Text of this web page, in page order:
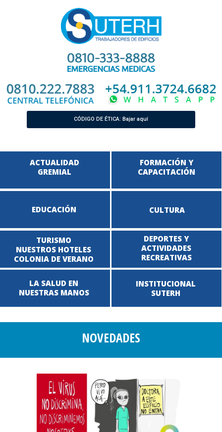
CÓDIGO DE ÉTICA: Bajar aquí
ACTUALIDAD
GREMIAL
EDUCACIÓN CULTURA
TURISMO
NUESTROS HOTELES
COLONIA DE VERANO
DEPORTES Y
ACTIVIDADES
RECREATIVAS
LA SALUD EN
NUESTRAS MANOS
INSTITUCIONAL
SUTERH
FORMACIÓN Y
CAPACITACIÓN
NOVEDADES